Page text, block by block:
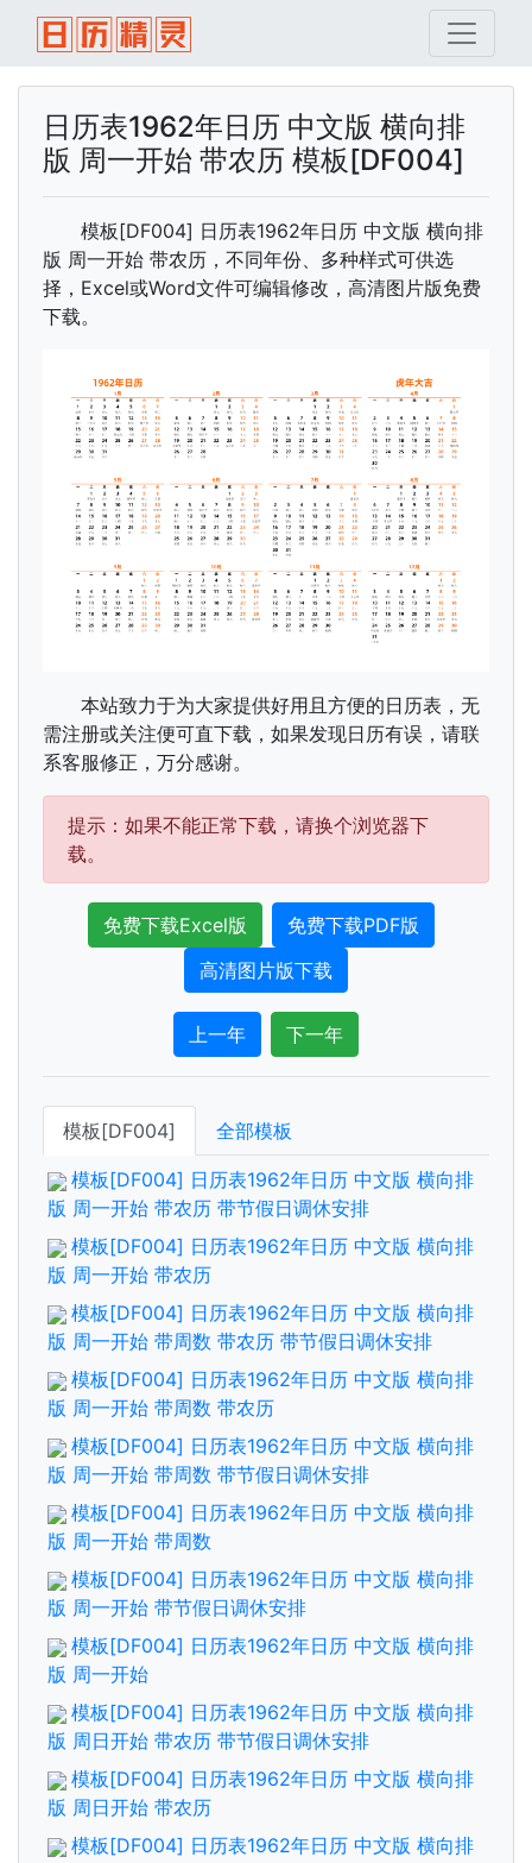
日历表1962年日历 中文版 横向排
版 周一开始 带农历 模板[DF004]
模板[DF004] 日历表1962年日历 中文版 横向排
版 周一开始 带农历，不同年份、多种样式可供选
择，Excel或Word文件可编辑修改，高清图片版免费
下载。
本站致力于为大家提供好用且方便的日历表，无
需注册或关注便可直下载，如果发现日历有误，请联
系客服修正，万分感谢。
提示：如果不能正常下载，请换个浏览器下
载。
免费下载Excel版
免费下载PDF版
高清图片版下载
上一年 下一年
模板[DF004] 全部模板
模板[DF004] 日历表1962年日历 中文版 横向排
版 周一开始 带农历 带节假日调休安排
模板[DF004] 日历表1962年日历 中文版 横向排
版 周一开始 带农历
模板[DF004] 日历表1962年日历 中文版 横向排
版 周一开始 带周数 带农历 带节假日调休安排
模板[DF004] 日历表1962年日历 中文版 横向排
版 周一开始 带周数 带农历
模板[DF004] 日历表1962年日历 中文版 横向排
版 周一开始 带周数 带节假日调休安排
模板[DF004] 日历表1962年日历 中文版 横向排
版 周一开始 带周数
模板[DF004] 日历表1962年日历 中文版 横向排
版 周一开始 带节假日调休安排
模板[DF004] 日历表1962年日历 中文版 横向排
版 周一开始
模板[DF004] 日历表1962年日历 中文版 横向排
版 周日开始 带农历 带节假日调休安排
模板[DF004] 日历表1962年日历 中文版 横向排
版 周日开始 带农历
模板[DF004] 日历表1962年日历 中文版 横向排